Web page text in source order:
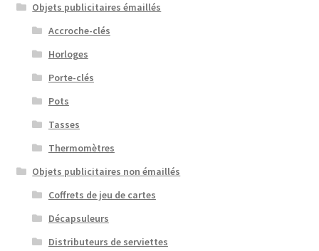
Objets publicitaires émaillés
Accroche-clés
Horloges
Porte-clés
Pots
Tasses
Thermomètres
Objets publicitaires non émaillés
Coffrets de jeu de cartes
Décapsuleurs
Distributeurs de serviettes